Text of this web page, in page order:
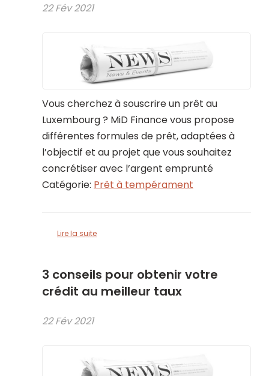
22 Fév 2021
Vous cherchez à souscrire un prêt au
Luxembourg ? MiD Finance vous propose
différentes formules de prêt, adaptées à
l’objectif et au projet que vous souhaitez
concrétiser avec l’argent emprunté
Catégorie: Prêt à tempérament
Lire la suite
3 conseils pour obtenir votre
crédit au meilleur taux
22 Fév 2021